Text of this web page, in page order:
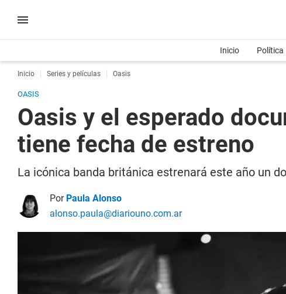
Inicio Política
Inicio Series y películas Oasis
OASIS
Oasis y el esperado
tiene fecha de estreno
La icónica banda británica estrenará este año un
Por Paula Alonso
alonso.paula@diariouno.com.ar